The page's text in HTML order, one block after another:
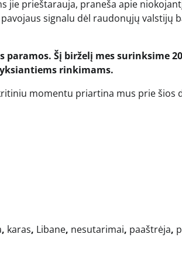
jie prieštarauja, praneša apie
signalu dėl raudonųjų valstijų
Šį birželį mes surinksime 20
rinkimams.
momentu priartina mus prie šios
, karas, Libane, nesutarimai, paaštrėja,